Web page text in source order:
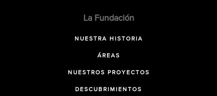
La Fundación
NUESTRA HISTORIA
ÁREAS
NUESTROS PROYECTOS
DESCUBRIMIENTOS